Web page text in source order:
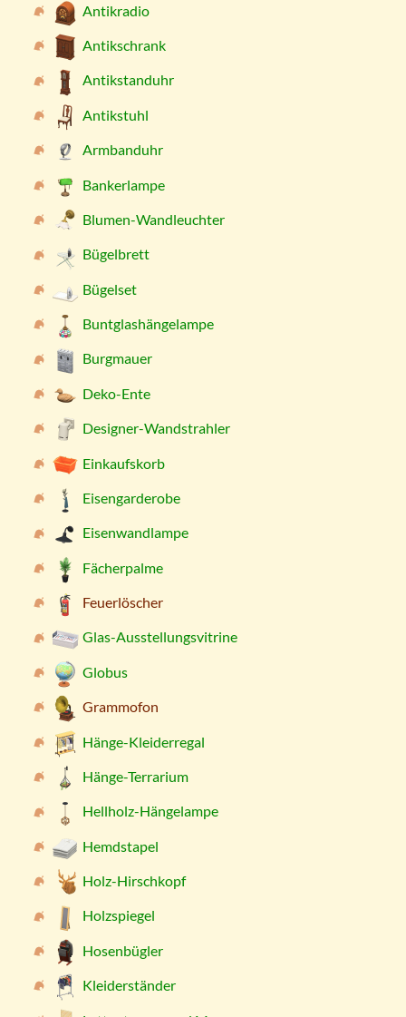
Antikradio
Antikschrank
Antikstanduhr
Antikstuhl
Armbanduhr
Bankerlampe
Blumen-Wandleuchter
Bügelbrett
Bügelset
Buntglashängelampe
Burgmauer
Deko-Ente
Designer-Wandstrahler
Einkaufskorb
Eisengarderobe
Eisenwandlampe
Fächerpalme
Feuerlöscher
Glas-Ausstellungsvitrine
Globus
Grammofon
Hänge-Kleiderregal
Hänge-Terrarium
Hellholz-Hängelampe
Hemdstapel
Holz-Hirschkopf
Holzspiegel
Hosenbügler
Kleiderständer